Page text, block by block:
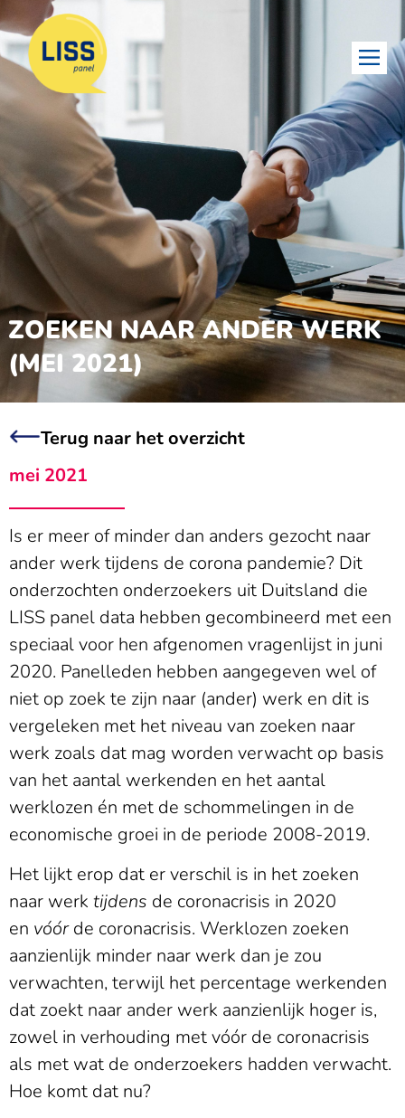
ZOEKEN NAAR ANDER WERK
(MEI 2021)
Terug naar het overzicht
mei 2021
Is er meer of minder dan anders gezocht naar
ander werk tijdens de corona pandemie? Dit
onderzochten onderzoekers uit Duitsland die
LISS panel data hebben gecombineerd met een
speciaal voor hen afgenomen vragenlijst in juni
2020. Panelleden hebben aangegeven wel of
niet op zoek te zijn naar (ander) werk en dit is
vergeleken met het niveau van zoeken naar
werk zoals dat mag worden verwacht op basis
van het aantal werkenden en het aantal
werklozen én met de schommelingen in de
economische groei in de periode 2008-2019.
Het lijkt erop dat er verschil is in het zoeken
naar werk tijdens de coronacrisis in 2020
en vóórde coronacrisis. Werklozen zoeken
aanzienlijk minder naar werk dan je zou
verwachten, terwijl het percentage werkenden
dat zoekt naar ander werk aanzienlijk hoger is,
zowel in verhouding met vóór de coronacrisis
als met wat de onderzoekers hadden verwacht.
Hoe komt dat nu?